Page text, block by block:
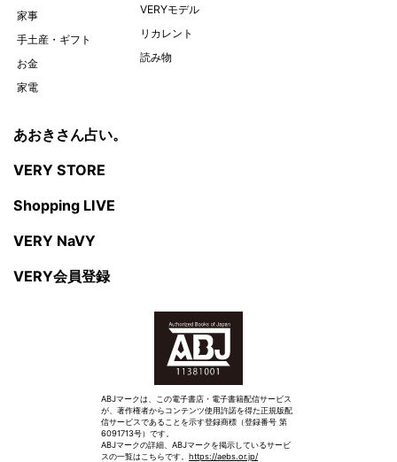
家事
手土産・ギフト
お金
家電
VERYモデル
リカレント
読み物
あおきさん占い。
VERY STORE
Shopping LIVE
VERY NaVY
VERY会員登録
ABJマークは、この電子書店・電子書籍配信サービス
が、著作権者からコンテンツ使用許諾を得た正規版配
信サービスであることを示す登録商標（登録番号 第
6091713号）です。
ABJマークの詳細、ABJマークを掲示しているサービ
スの一覧はこちらです。 https://aebs.or.jp/